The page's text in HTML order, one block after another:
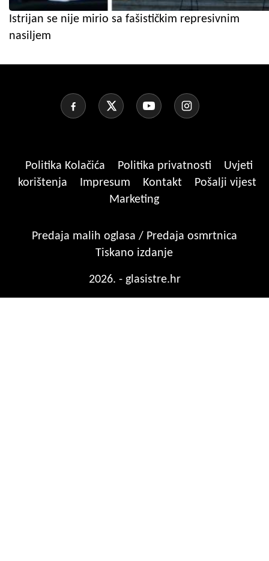
Istrijan se nije mirio sa fašističkim represivnim
nasiljem
Politika Kolačića Politika privatnosti
Uvjeti
korištenja
Impresum Kontakt
Pošalji vijest
Marketing
Predaja malih oglasa / Predaja osmrtnica
Tiskano izdanje
2026. - glasistre.hr